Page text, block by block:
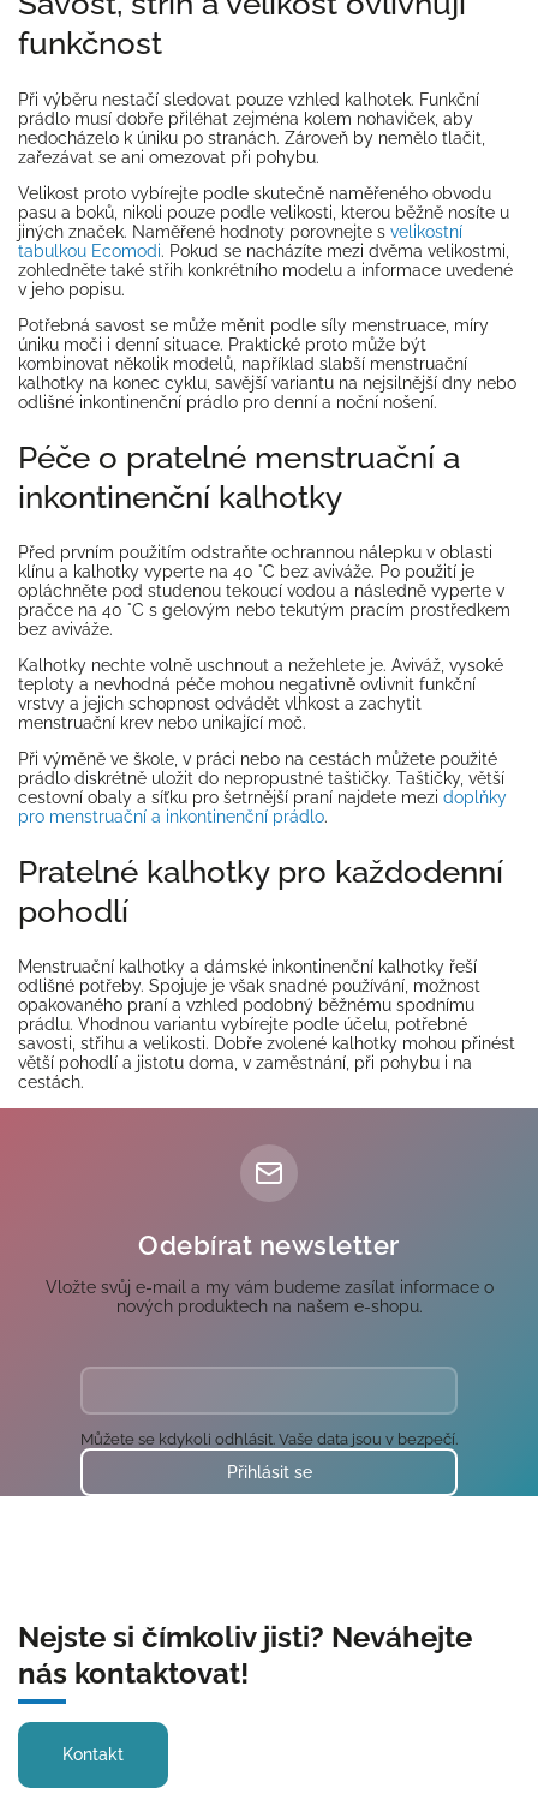
funkčnost
Při výběru nestačí sledovat pouze vzhled kalhotek. Funkční
prádlo musí dobře přiléhat zejména kolem nohaviček, aby
nedocházelo k úniku po stranách. Zároveň by nemělo tlačit,
zařezávat se ani omezovat při pohybu.
Velikost proto vybírejte podle skutečně naměřeného obvodu
pasu a boků, nikoli pouze podle velikosti, kterou běžně nosíte u
jiných značek. Naměřené hodnoty porovnejte s velikostní
tabulkou Ecomodi. Pokud se nacházíte mezi dvěma velikostmi,
zohledněte také střih konkrétního modelu a informace uvedené
v jeho popisu.
Potřebná savost se může měnit podle síly menstruace, míry
úniku moči i denní situace. Praktické proto může být
kombinovat několik modelů, například slabší menstruační
kalhotky na konec cyklu, savější variantu na nejsilnější dny nebo
odlišné inkontinenční prádlo pro denní a noční nošení.
Péče o pratelné menstruační a
inkontinenční kalhotky
Před prvním použitím odstraňte ochrannou nálepku v oblasti
klínu a kalhotky vyperte na 40 °C bez aviváže. Po použití je
opláchněte pod studenou tekoucí vodou a následně vyperte v
pračce na 40 °C s gelovým nebo tekutým pracím prostředkem
bez aviváže.
Kalhotky nechte volně uschnout a nežehlete je. Aviváž, vysoké
teploty a nevhodná péče mohou negativně ovlivnit funkční
vrstvy a jejich schopnost odvádět vlhkost a zachytit
menstruační krev nebo unikající moč.
Při výměně ve škole, v práci nebo na cestách můžete použité
prádlo diskrétně uložit do nepropustné taštičky. Taštičky, větší
cestovní obaly a síťku pro šetrnější praní najdete mezi doplňky
pro menstruační a inkontinenční prádlo.
Pratelné kalhotky pro každodenní
pohodlí
Menstruační kalhotky a dámské inkontinenční kalhotky řeší
odlišné potřeby. Spojuje je však snadné používání, možnost
opakovaného praní a vzhled podobný běžnému spodnímu
prádlu. Vhodnou variantu vybírejte podle účelu, potřebné
savosti, střihu a velikosti. Dobře zvolené kalhotky mohou přinést
větší pohodlí a jistotu doma, v zaměstnání, při pohybu i na
cestách.
Odebírat newsletter
Vložte svůj e-mail a my vám budeme zasílat informace o
nových produktech na našem e-shopu.
Můžete se kdykoli odhlásit. Vaše data jsou v bezpečí.
Přihlásit se
Nejste si čímkoliv jisti? Neváhejte
nás kontaktovat!
Kontakt